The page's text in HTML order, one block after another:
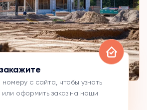
номеру с сайта, чтобы узнать
оформить заказ на наши